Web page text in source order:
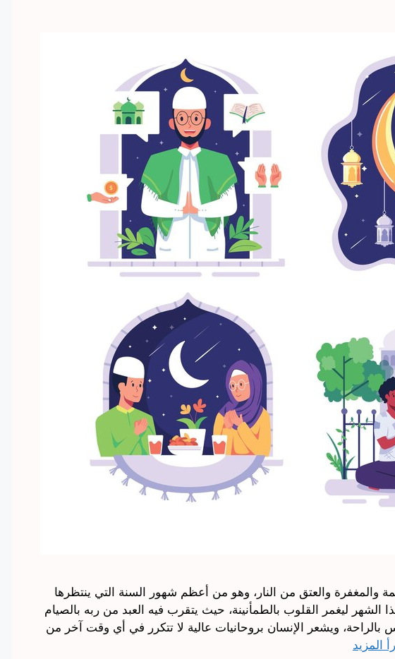
والعتق من النار، وهو من أعظم شهور السنة التي ينتظرها
ليغمر القلوب بالطمأنينة، حيث يتقرب فيه العبد من ربه بالصيام
بالراحة، ويشعر الإنسان بروحانيات عالية لا تتكرر في أي وقت آخر من
المزيد